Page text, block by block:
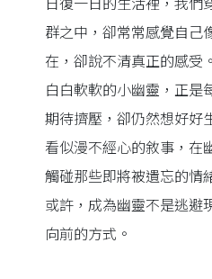
日復一日的生活裡，我們
群之中，卻常常感覺自
在，卻說不清真正的感受。
白白軟軟的小幽靈，正是
期待擠壓，卻仍然想好好
看似漫不經心的敘事，在
觸碰那些即將被遺忘的情
或許，成為幽靈不是逃避
向前的方式。